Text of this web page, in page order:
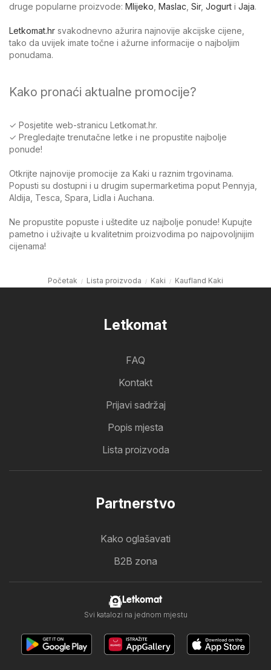
druge popularne proizvode: Mlijeko Maslac Sir, Jogurt i Jaja.
Letkomat.hr svakodnevno ažurira najnovije akcijske cijene,
tako da uvijek imate točne i ažurne informacije o najboljim
ponudama.
Kako pronaći aktualne promocije?
✓ Posjetite web-stranicu Letkomat.hr.
✓ Pregledajte trenutačne letke i ne propustite najbolje
ponude!
Otkrijte najnovije promocije za Kaki u raznim trgovinama.
Popusti su dostupni i u drugim supermarketima poput Pennyja,
Aldija, Tesca, Spara, Lidla i Auchana.
Ne propustite popuste i uštedite uz najbolje ponude! Kupujte
pametno i uživajte u kvalitetnim proizvodima po najpovoljnijim
cijenama!
Početak Lista proizvoda Kaki Kaufland Kaki
Letkomat
FAQ
Kontakt
Prijavi sadržaj
Popis mjesta
Lista proizvoda
Partnerstvo
Kako oglašavati
B2B zona
Letkomat
Svi katalozi na jednom mjestu